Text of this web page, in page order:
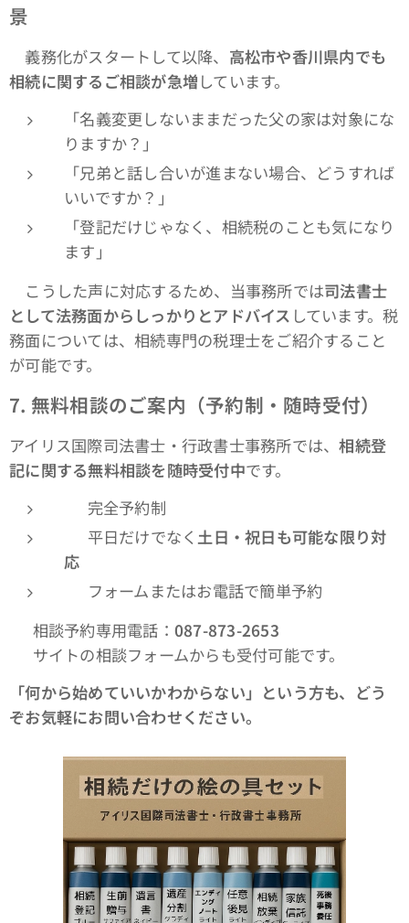
景
義務化がスタートして以降、 高松市や香川県内でも
相続に関するご相談が急増 しています。
「名義変更しないままだった父の家は対象にな
りますか？」
「兄弟と話し合いが進まない場合、どうすれば
いいですか？」
「登記だけじゃなく、相続税のことも気になり
ます」
こうした声に対応するため、当事務所では司法書士
として法務面からしっかりとアドバイス しています。税
務面については、相続専門の税理士をご紹介すること
が可能です。
7. 無料相談のご案内（予約制・随時受付）
アイリス国際司法書士・行政書士事務所では、相続登
記に関する無料相談を随時受付中です。
✅ 完全予約制
✅ 平日だけでなく 土日・祝日も可能な限り対
応
✅ フォームまたはお電話で簡単予約
📞 相談予約専用電話： 087-873-2653
📩 サイトの相談フォームからも受付可能です。
「何から始めていいかわからない」という方も、どう
ぞお気軽にお問い合わせください。